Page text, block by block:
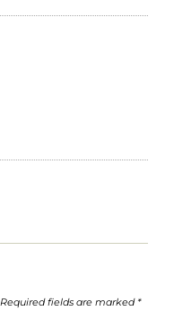
Required fields are marked *